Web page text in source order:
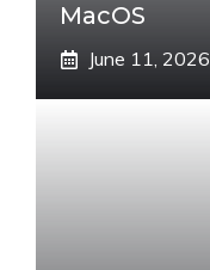
MacOS
June 11, 2026